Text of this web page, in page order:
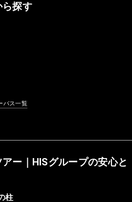
探す
バス一覧
アー｜HISグループの安心と
柱